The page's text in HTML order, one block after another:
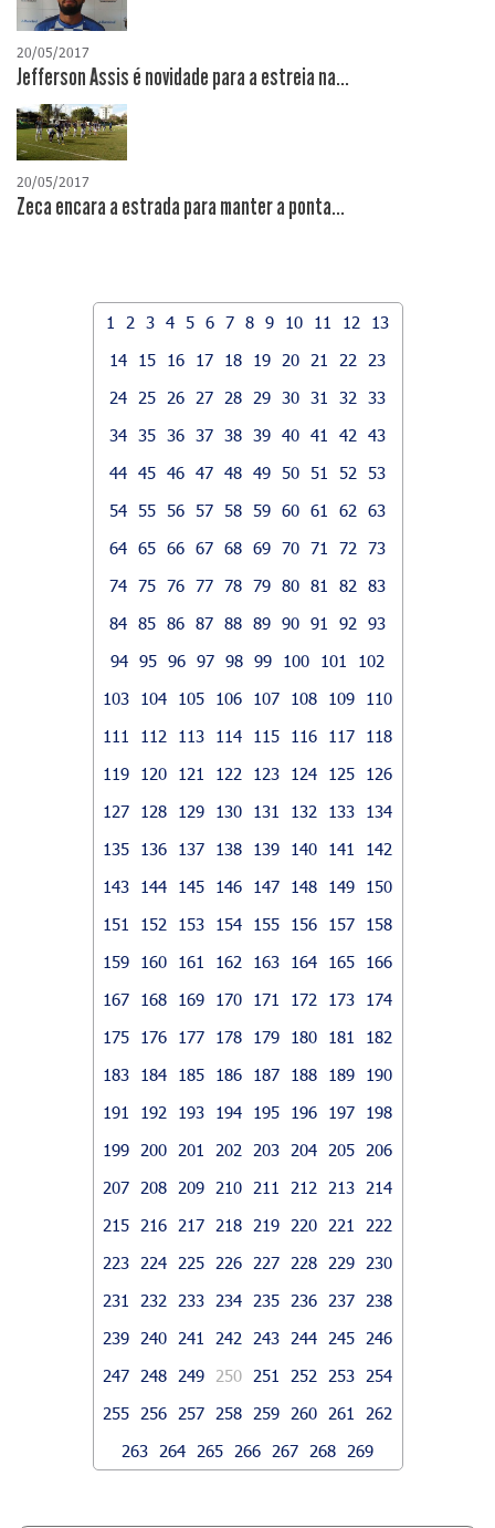
20/05/2017
Jefferson Assis é novidade para a estreia na...
20/05/2017
Zeca encara a estrada para manter a ponta...
1 2 3 4 5 6 7 8 9 10 11 12
13
14
15 16 17 18 19 20 21 22
23
24
25 26 27 28 29 30 31 32
33
34 35 36 37 38 39 40 41 42
43
44 45 46 47 48 49 50 51 52
53
54 55 56 57 58 59 60 61 62
63
64 65 66 67 68 69 70 71 72
73
74 75 76 77 78 79 80 81 82
83
84 85 86 87 88 89 90 91 92
93
94 95 96 97 98 99 100 101
102
103
104 105 106 107 108 109
110
111
112 113 114 115 116 117
118
119
120 121 122 123 124 125
126
127
128 129 130 131 132 133
134
135
136 137 138 139 140 141
142
143
144 145 146 147 148 149
150
151
152 153 154 155 156 157
158
159
160 161 162 163 164 165
166
167
168 169 170 171 172 173
174
175
176 177 178 179 180 181
182
183
184 185 186 187 188 189
190
191
192 193 194 195 196 197
198
199
200 201 202 203 204 205
206
207
208 209 210 211 212 213
214
215
216 217 218 219 220 221
222
223
224 225 226 227 228 229
230
231
232 233 234 235 236 237
238
239
240 241 242 243 244 245
246
247
248 249 250 251 252 253
254
255
256 257 258 259 260 261
262
263
264 265 266 267 268 269